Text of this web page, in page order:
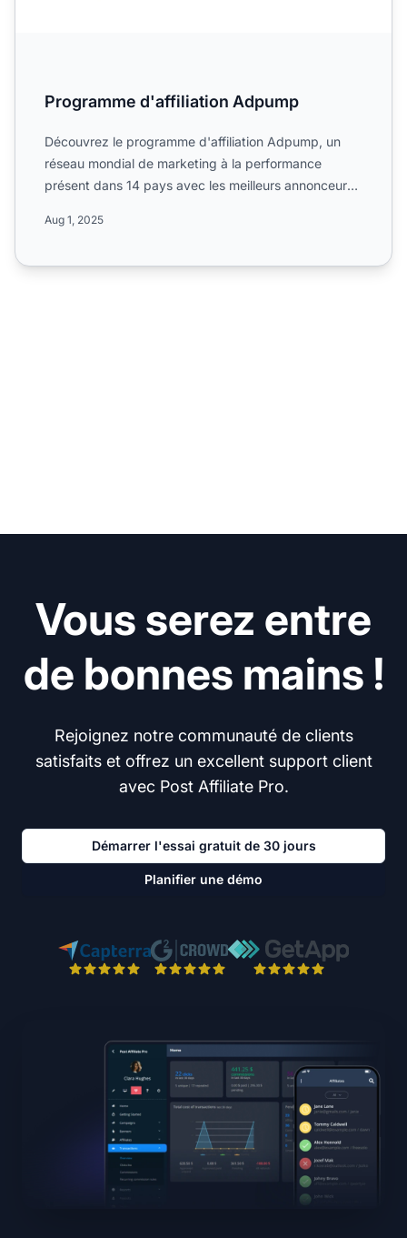
Programme d'affiliation Adpump
Découvrez le programme d'affiliation Adpump, un
réseau mondial de marketing à la performance
présent dans 14 pays avec les meilleurs annonceurs
Aug 1, 2025
Vous serez entre
de bonnes mains !
Rejoignez notre communauté de clients
satisfaits et offrez un excellent support client
avec Post Affiliate Pro.
Démarrer l'essai gratuit de 30 jours
Planifier une démo